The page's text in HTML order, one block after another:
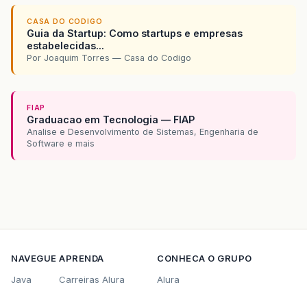
CASA DO CODIGO
Guia da Startup: Como startups e empresas
estabelecidas...
Por Joaquim Torres — Casa do Codigo
FIAP
Graduacao em Tecnologia — FIAP
Analise e Desenvolvimento de Sistemas, Engenharia de
Software e mais
NAVEGUE
Java
APRENDA
Carreiras Alura
CONHECA O GRUPO
Alura